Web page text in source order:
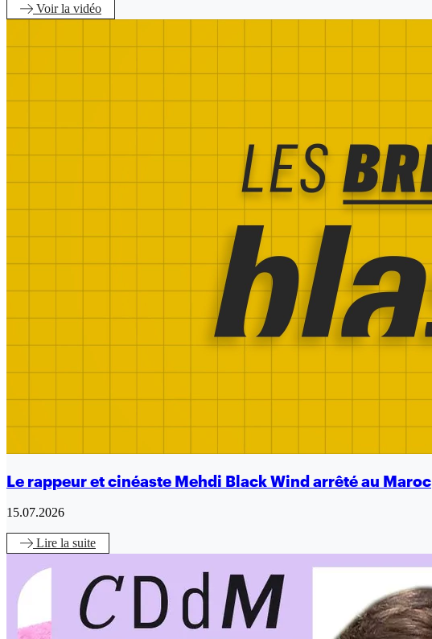
Voirla vidéo
Le rappeur et cinéaste Mehdi Black Wind arrêté au Maroc
15.07.2026
Lire la suite